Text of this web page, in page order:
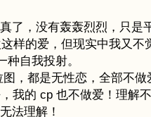
了，没有轰轰烈烈，只是
样的爱，但现实中我又
自我投射。
，都是无性恋，全部不
我的 cp 也不做爱！理解
法理解！